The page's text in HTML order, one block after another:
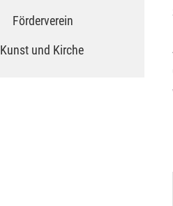
Förderverein
Kunst und Kirche